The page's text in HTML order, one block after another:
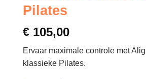
Pilates
€ 105,00
Ervaar maximale controle met
klassieke Pilates.